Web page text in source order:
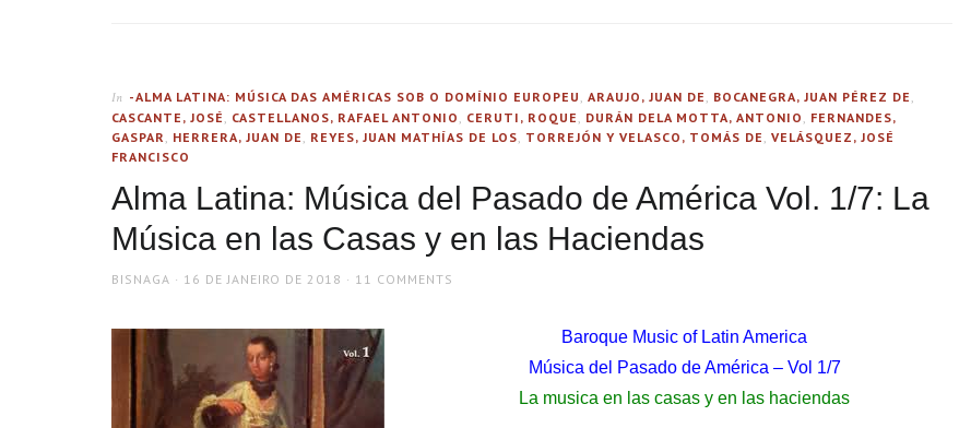
In -ALMA LATINA: MÚSICA DAS AMÉRICAS SOB O DOMÍNIO EUROPEU ARAUJO, JUAN DE BOCANEGRA, JUAN PÉREZ DE
CASCANTE, JOSÉ
CASTELLANOS, RAFAEL ANTONIO CERUTI, ROQUE DURÁN DELA MOTTA, ANTONIO
FERNANDES,
GASPAR
HERRERA, JUAN DE REYES, JUAN MATHÍAS DE LOS TORREJÓN Y VELASCO, TOMÁS DE VELÁSQUEZ, JOSÉ
FRANCISCO
Alma Latina: Música del Pasado de América Vol. 1/7: La
Música en las Casas y en las Haciendas
AUTHOR
BISNAGA
POSTED
16 DE JANEIRO DE 2018 11 COMMENTS
Baroque Music of Latin America
Música del Pasado de América – Vol 1/7
La musica en las casas y en las haciendas